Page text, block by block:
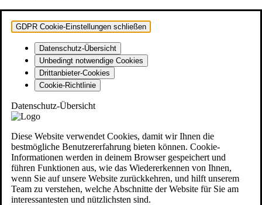
GDPR Cookie-Einstellungen schließen
Datenschutz-Übersicht
Unbedingt notwendige Cookies
Drittanbieter-Cookies
Cookie-Richtlinie
Datenschutz-Übersicht
Diese Website verwendet Cookies, damit wir Ihnen die
bestmögliche Benutzererfahrung bieten können. Cookie-
Informationen werden in deinem Browser gespeichert und
führen Funktionen aus, wie das Wiedererkennen von Ihnen,
wenn Sie auf unsere Website zurückkehren, und hilft unserem
Team zu verstehen, welche Abschnitte der Website für Sie am
interessantesten und nützlichsten sind.